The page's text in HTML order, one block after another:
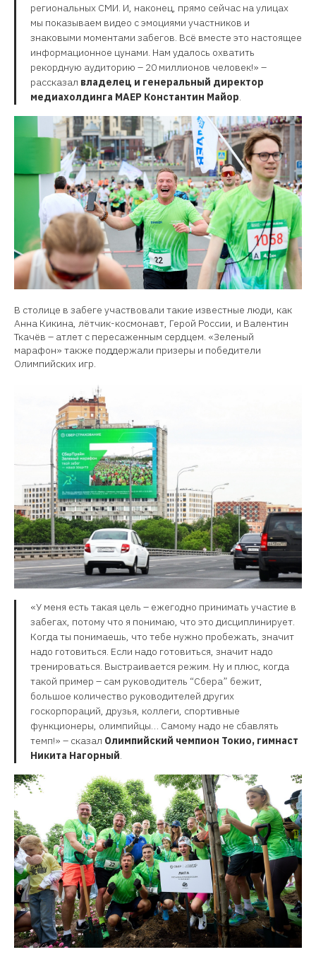
региональных СМИ. И, наконец, прямо сейчас на улицах
мы показываем видео с эмоциями участников и
знаковыми моментами забегов. Всё вместе это настоящее
информационное цунами. Нам удалось охватить
рекордную аудиторию – 20 миллионов человек!» –
рассказал владелец и генеральный директор
медиахолдинга МАЕР Константин Майор.
В столице в забеге участвовали такие известные люди, как
Анна Кикина, лётчик-космонавт, Герой России, и Валентин
Ткачёв – атлет с пересаженным сердцем. «Зеленый
марафон» также поддержали призеры и победители
Олимпийских игр.
«У меня есть такая цель – ежегодно принимать участие в
забегах, потому что я понимаю, что это дисциплинирует.
Когда ты понимаешь, что тебе нужно пробежать, значит
надо готовиться. Если надо готовиться, значит надо
тренироваться. Выстраивается режим. Ну и плюс, когда
такой пример – сам руководитель “Сбера” бежит,
большое количество руководителей других
госкорпораций, друзья, коллеги, спортивные
функционеры, олимпийцы… Самому надо не сбавлять
темп!» – сказал Олимпийский чемпион Токио, гимнаст
Никита Нагорный.